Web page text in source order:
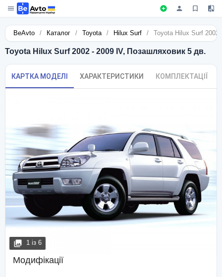
BeAvto / Каталог / Toyota / Hilux Surf / Toyota Hilux Surf
Toyota Hilux Surf 2002 - 2009 IV, Позашляховик 5 дв.
КАРТКА МОДЕЛІ ХАРАКТЕРИСТИКИ КОМПЛЕКТАЦІЇ
1 із 6
Модифікації